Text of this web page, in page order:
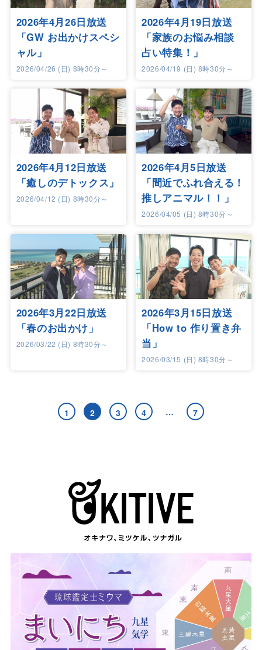
2026年4月26日放送
「GW お出かけスペシ
ャル」
2026/04/26 (日) 8時30分～
2026年4月19日放送
「家族のお悩み相談
占い特集！」
2026/04/19 (日) 8時30分～
2026年4月12日放送
「癒しのデトックス」
2026/04/12 (日) 8時30分～
2026年4月5日放送
「間近でふれ合える！
推しアニマル！！」
2026/04/05 (日) 8時30分～
2026年3月22日放送
「春のお出かけ」
2026/03/22 (日) 8時30分～
2026年3月15日放送
「How to 作り置き弁
当」
2026/03/15 (日) 8時30分～
1 2 3 4 … 7